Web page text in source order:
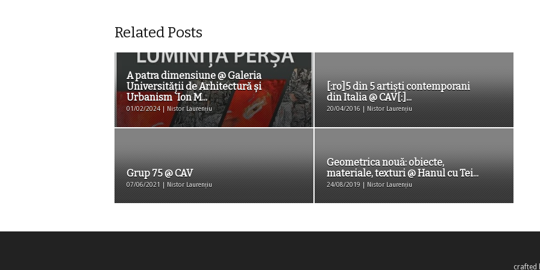
Related Posts
A patra dimensiune @ Galeria
Universităţii de Arhitectură şi
Urbanism `Ion M...
01/02/2024 | Nistor Laurențiu
[:ro]5 din 5 artiști contemporani
din Italia @ CAV[:]...
20/04/2016 | Nistor Laurențiu
Grup 75 @ CAV
07/06/2021 | Nistor Laurențiu
Geometrica nouă: obiecte,
materiale, texturi @ Hanul cu Tei...
24/08/2019 | Nistor Laurențiu
crafted